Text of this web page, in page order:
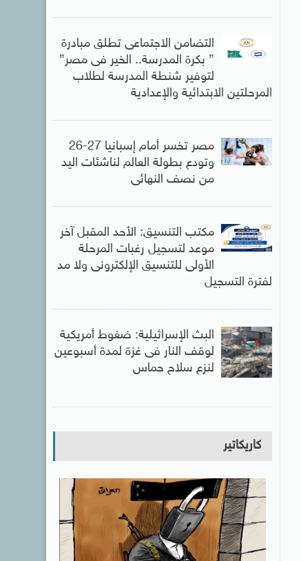
التضامن الاجتماعى تطلق مبادرة
” بكرة المدرسة.. الخير فى مصر”
لتوفير شنطة المدرسة لطلاب
المرحلتين الابتدائية والإعدادية
مصر تخسر أمام إسبانيا 27-26
وتودع بطولة العالم لناشئات اليد
من نصف النهائى
مكتب التنسيق: الأحد المقبل آخر
موعد لتسجيل رغبات المرحلة
الأولى للتنسيق الإلكترونى ولا مد
لفترة التسجيل
البث الإسرائيلية: ضغوط أمريكية
لوقف النار فى غزة لمدة أسبوعين
لنزع سلاح حماس
كاريكاتير